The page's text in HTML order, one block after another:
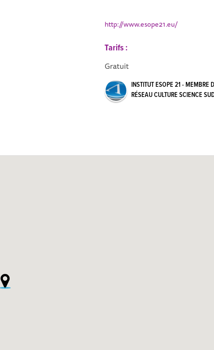
http://www.esope21.eu/
Tarifs :
Gratuit
INSTITUT ESOPE 21 - MEMBRE
RÉSEAU CULTURE SCIENCE